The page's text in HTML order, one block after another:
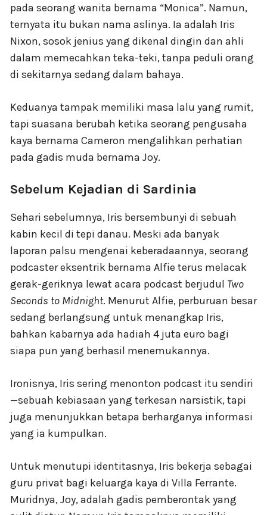
pada seorang wanita bernama “Monica”. Namun,
ternyata itu bukan nama aslinya. Ia adalah Iris
Nixon, sosok jenius yang dikenal dingin dan ahli
dalam memecahkan teka-teki, tanpa peduli orang
di sekitarnya sedang dalam bahaya.
Keduanya tampak memiliki masa lalu yang rumit,
tapi suasana berubah ketika seorang pengusaha
kaya bernama Cameron mengalihkan perhatian
pada gadis muda bernama Joy.
Sebelum Kejadian di Sardinia
Sehari sebelumnya, Iris bersembunyi di sebuah
kabin kecil di tepi danau. Meski ada banyak
laporan palsu mengenai keberadaannya, seorang
podcaster eksentrik bernama Alfie terus melacak
gerak-geriknya lewat acara podcast berjudul Two
Seconds to Midnight. Menurut Alfie, perburuan besar
sedang berlangsung untuk menangkap Iris,
bahkan kabarnya ada hadiah 4 juta euro bagi
siapa pun yang berhasil menemukannya.
Ironisnya, Iris sering menonton podcast itu sendiri
—sebuah kebiasaan yang terkesan narsistik, tapi
juga menunjukkan betapa berharganya informasi
yang ia kumpulkan.
Untuk menutupi identitasnya, Iris bekerja sebagai
guru privat bagi keluarga kaya di Villa Ferrante.
Muridnya, Joy, adalah gadis pemberontak yang